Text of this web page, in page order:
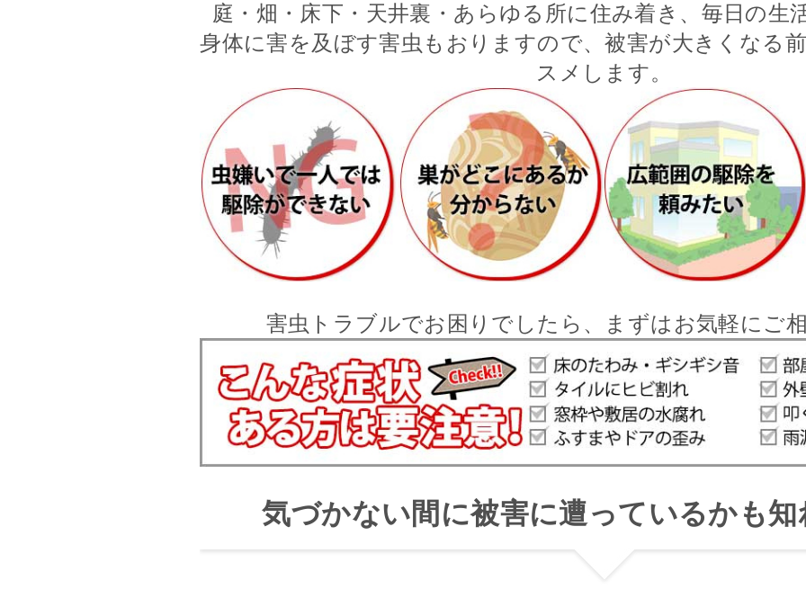
庭・畑・床下・天井裏・あらゆる所に住み着き、毎日の生
身体に害を及ぼす害虫もおりますので、被害が大きくなる
スメします。
害虫トラブルでお困りでしたら、まずはお気軽にご
気づかない間に被害に遭っているかも